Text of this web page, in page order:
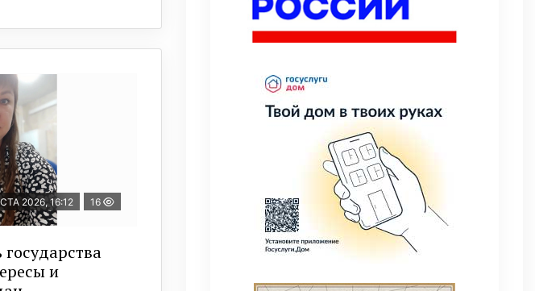
2026, 16:12 16
и